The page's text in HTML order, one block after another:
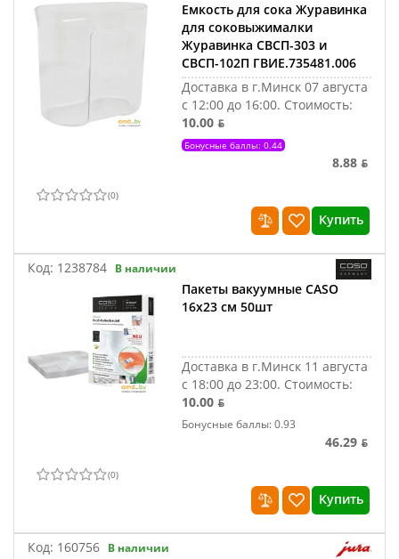
Емкость для сока Журавинка
для соковыжималки
Журавинка СВСП-303 и
СВСП-102П ГВИЕ.735481.006
Доставка в г.Минск 07 августа
с 12:00 до 16:00. Стоимость:
10.00 ƃ
Бонусные баллы: 0.44
8.88 ƃ
(0)
Купить
Код: 1238784 В наличии
Пакеты вакуумные CASO
16x23 см 50шт
Доставка в г.Минск 11 августа
с 18:00 до 23:00. Стоимость:
10.00 ƃ
Бонусные баллы: 0.93
46.29 ƃ
(0)
Купить
Код: 160756 В наличии